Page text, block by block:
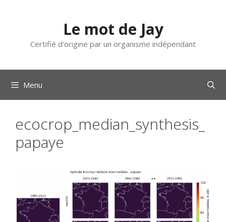
Le mot de Jay
Certifié d'origine par un organisme indépendant
Menu
ecocrop_median_synthesis_
papaye